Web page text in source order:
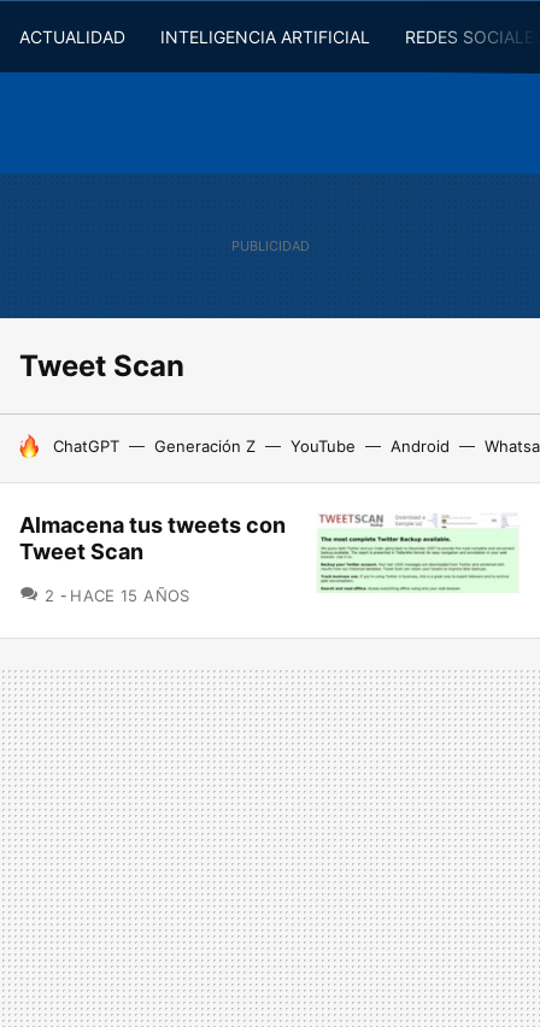
ACTUALIDAD INTELIGENCIA ARTIFICIAL REDES
Tweet Scan
HOY SE HABLA DE
ChatGPT Generación Z YouTube Android
Almacena tus tweets con
Tweet Scan
2 COMENTARIOS
HACE 15 AÑOS